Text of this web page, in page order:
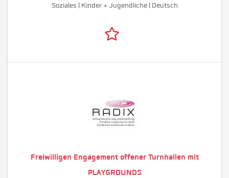
Soziales | Kinder + Jugendliche | Deutsch
Freiwilligen Engagement offener Turnhallen mit
PLAYGROUNDS